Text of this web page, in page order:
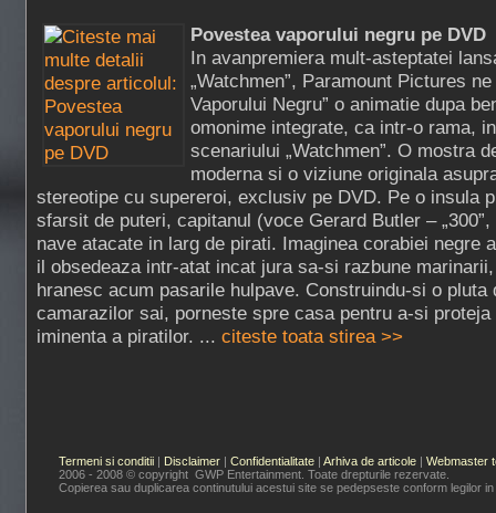
Povestea vaporului negru pe DVD
In avanpremiera mult-asteptatei
„Watchmen”, Paramount Pictures
Vaporului Negru” o animatie dupa
omonime integrate, ca intr-o rama,
scenariului „Watchmen”. O mostra
moderna si o viziune originala
stereotipe cu supereroi, exclusiv pe DVD. Pe o insula
sfarsit de puteri, capitanul (voce Gerard Butler – „300”,
nave atacate in larg de pirati. Imaginea corabiei negre
il obsedeaza intr-atat incat jura sa-si razbune
hranesc acum pasarile hulpave. Construindu-si o pluta
camarazilor sai, porneste spre casa pentru a-si
iminenta a piratilor. ... citeste toata stirea >>
Termeni si conditii | Disclaimer | Confidentialitate | Arhiva de articole | Webmaster
2006 - 2008 © copyright GWP Entertainment. Toate drepturile rezervate.
Copierea sau duplicarea continutului acestui site se pedepseste conform legilor